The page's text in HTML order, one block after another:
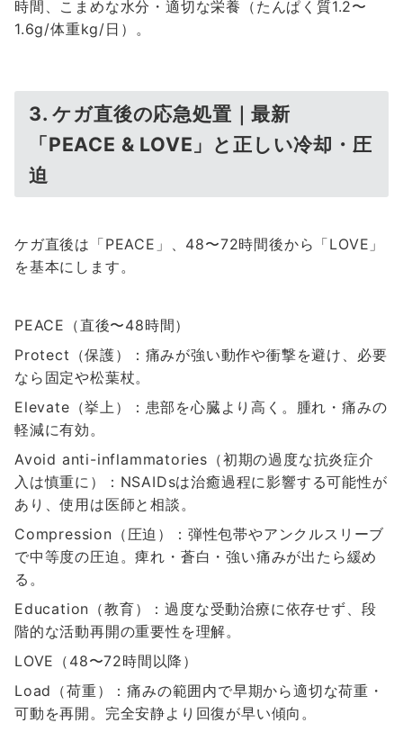
時間、こまめな水分・適切な栄養（たんぱく質1.2〜
1.6g/体重kg/日）。
3. ケガ直後の応急処置｜最新
「PEACE & LOVE」と正しい冷却・圧
迫
ケガ直後は「PEACE」、48〜72時間後から「LOVE」
を基本にします。
PEACE（直後〜48時間）
Protect（保護）：痛みが強い動作や衝撃を避け、必要
なら固定や松葉杖。
Elevate（挙上）：患部を心臓より高く。腫れ・痛みの
軽減に有効。
Avoid anti-inflammatories（初期の過度な抗炎症介
入は慎重に）：NSAIDsは治癒過程に影響する可能性が
あり、使用は医師と相談。
Compression（圧迫）：弾性包帯やアンクルスリーブ
で中等度の圧迫。痺れ・蒼白・強い痛みが出たら緩め
る。
Education（教育）：過度な受動治療に依存せず、段
階的な活動再開の重要性を理解。
LOVE（48〜72時間以降）
Load（荷重）：痛みの範囲内で早期から適切な荷重・
可動を再開。完全安静より回復が早い傾向。